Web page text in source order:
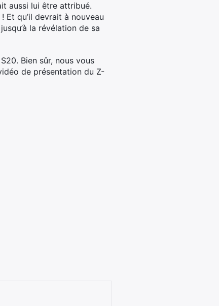
aussi lui être attribué.
Et qu’il devrait à nouveau
la révélation de sa
Bien sûr, nous vous
de présentation du Z-